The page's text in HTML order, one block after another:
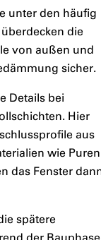
unter den häufig
die
von außen und
sicher.
Details bei
Hier
aus
wie
das Fenster
spätere